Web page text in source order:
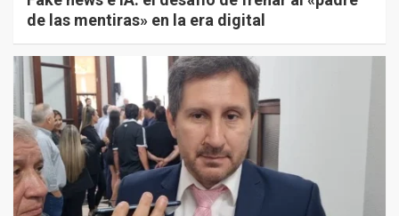
de las mentiras» en la era digital